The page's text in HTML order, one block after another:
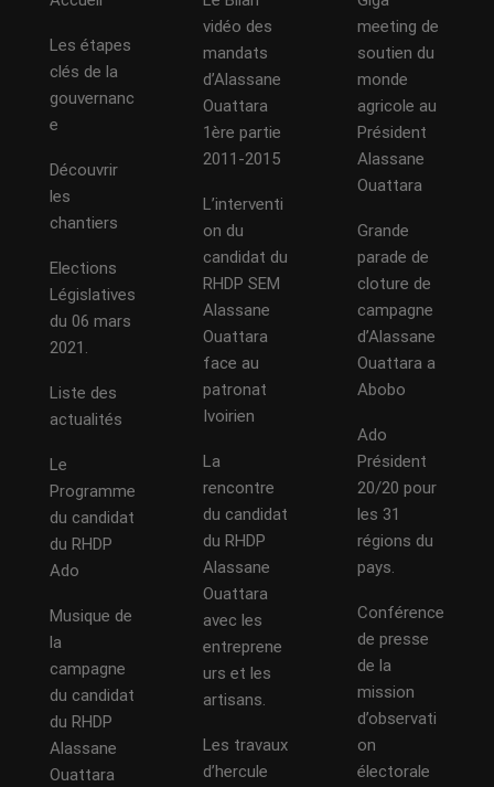
Les étapes
clés de la
gouvernanc
e
Découvrir
les
chantiers
Elections
Législatives
du 06 mars
2021.
Liste des
actualités
Le
Programme
du candidat
du RHDP
Ado
Musique de
la
campagne
du candidat
du RHDP
Alassane
Ouattara
vidéo des
mandats
d’Alassane
Ouattara
1ère partie
2011-2015
L’interventi
on du
candidat du
RHDP SEM
Alassane
Ouattara
face au
patronat
Ivoirien
La
rencontre
du candidat
du RHDP
Alassane
Ouattara
avec les
entreprene
urs et les
artisans.
Les travaux
d’hercule
meeting de
soutien du
monde
agricole au
Président
Alassane
Ouattara
Grande
parade de
cloture de
campagne
d’Alassane
Ouattara a
Abobo
Ado
Président
20/20 pour
les 31
régions du
pays.
Conférence
de presse
de la
mission
d’observati
on
électorale